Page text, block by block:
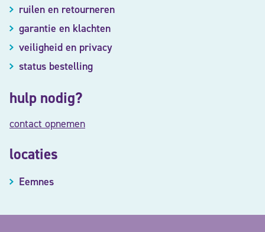
ruilen en retourneren
garantie en klachten
veiligheid en privacy
status bestelling
hulp nodig?
contact opnemen
locaties
Eemnes